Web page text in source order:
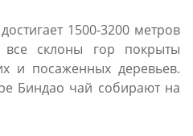
1500-3200 метров
склоны гор покрыты
и посаженных деревьев.
Биндао чай собирают на